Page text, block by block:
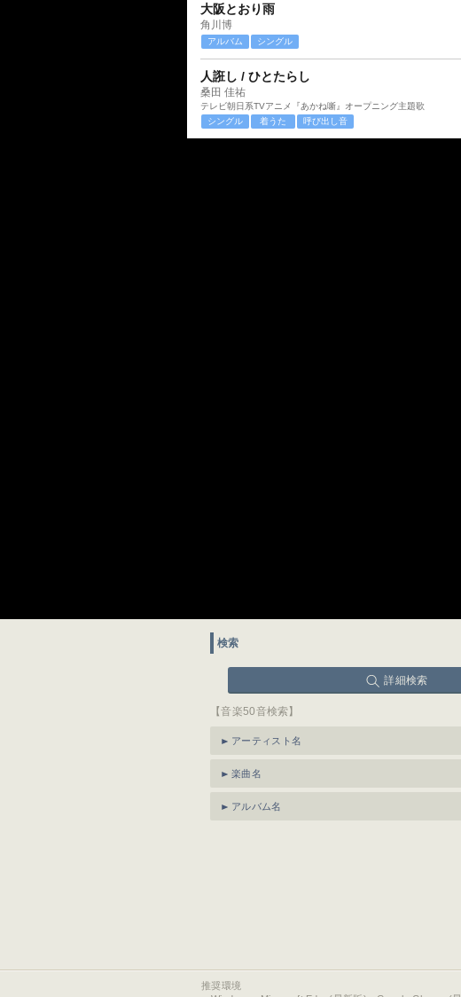
大阪とおり雨
角川博
アルバム シングル
人誑し / ひとたらし
桑田 佳祐
テレビ朝日系TVアニメ『あかね噺』オープニング主題歌
シングル
着うた 呼び出し音
検索
詳細検索
【音楽50音検索】
アーティスト名
楽曲名
アルバム名
推奨環境